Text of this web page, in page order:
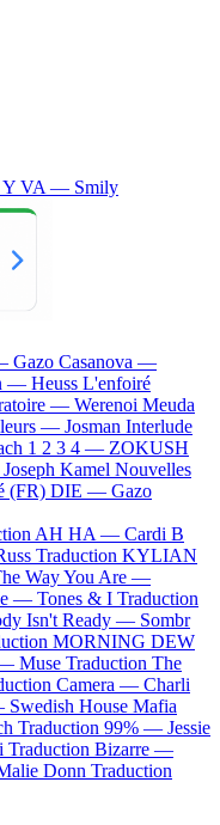
Y VA — Smily
Gazo Casanova —
— Heuss L'enfoiré
— Werenoi Meuda
— Josman Interlude
1 2 3 4 — ZOKUSH
Joseph Kamel Nouvelles
(FR) DIE — Gazo
AH HA — Cardi B
Traduction KYLIAN
Way You Are —
— Tones & I Traduction
Isn't Ready — Sombr
MORNING DEW
— Muse Traduction The
Camera — Charli
Swedish House Mafia
Traduction 99% — Jessie
Traduction Bizarre —
Donn Traduction